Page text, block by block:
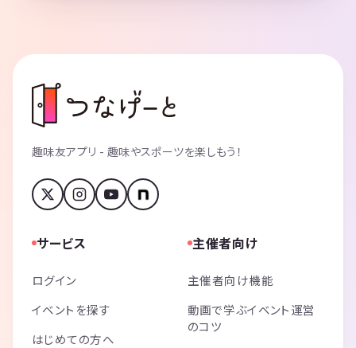
趣味友アプリ - 趣味やスポーツを楽しもう！
サービス
ログイン
イベントを探す
はじめての方へ
主催者向け
主催者向け機能
動画で学ぶイベント運営
のコツ